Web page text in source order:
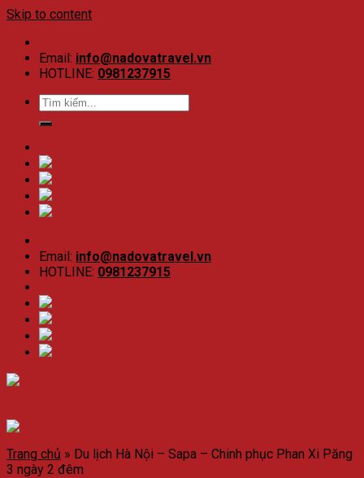
Skip to content
Email: info@nadovatravel.vn
HOTLINE: 0981237915
Email: info@nadovatravel.vn
HOTLINE: 0981237915
Trang chủ » Du lịch Hà Nội – Sapa – Chinh phục Phan Xi Păng
3 ngày 2 đêm